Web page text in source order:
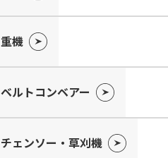
重機
ベルトコンベアー
チェンソー・草刈機